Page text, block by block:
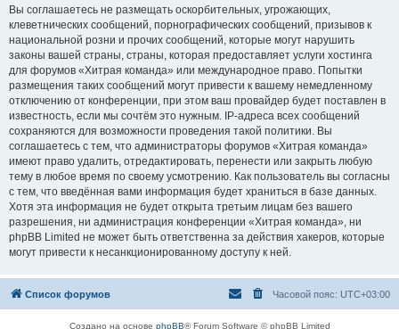
Вы соглашаетесь не размещать оскорбительных, угрожающих,
клеветнических сообщений, порнографических сообщений, призывов к
национальной розни и прочих сообщений, которые могут нарушить
законы вашей страны, страны, которая предоставляет услуги хостинга
для форумов «Хитрая команда» или международное право. Попытки
размещения таких сообщений могут привести к вашему немедленному
отключению от конференции, при этом ваш провайдер будет поставлен в
известность, если мы сочтём это нужным. IP-адреса всех сообщений
сохраняются для возможности проведения такой политики. Вы
соглашаетесь с тем, что администраторы форумов «Хитрая команда»
имеют право удалить, отредактировать, перенести или закрыть любую
тему в любое время по своему усмотрению. Как пользователь вы согласны
с тем, что введённая вами информация будет храниться в базе данных.
Хотя эта информация не будет открыта третьим лицам без вашего
разрешения, ни администрация конференции «Хитрая команда», ни
phpBB Limited не может быть ответственна за действия хакеров, которые
могут привести к несанкционированному доступу к ней.
Список форумов Часовой пояс: UTC+03:00
Создано на основе phpBB® Forum Software © phpBB Limited